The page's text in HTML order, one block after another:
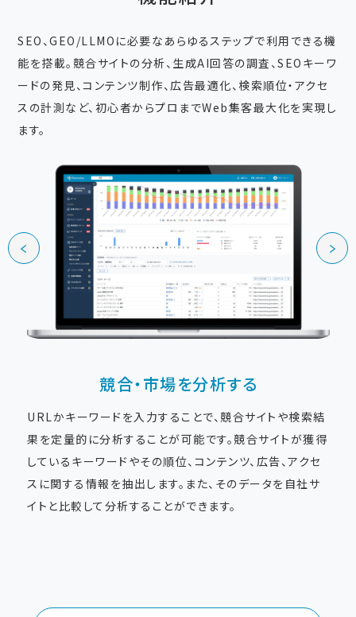
SEO、GEO/LLMOに必要なあらゆるステップで利用できる機
能を搭載。競合サイトの分析、生成AI回答の調査、SEOキーワ
ードの発見、コンテンツ制作、広告最適化、検索順位・アクセ
スの計測など、初心者からプロまでWeb集客最大化を実現し
ます。
競合・市場を分析する
URLかキーワードを入力することで、競合サイトや検索結
果を定量的に分析することが可能です。競合サイトが獲得
しているキーワードやその順位、コンテンツ、広告、アクセ
スに関する情報を抽出します。また、そのデータを自社サ
イトと比較して分析することができます。